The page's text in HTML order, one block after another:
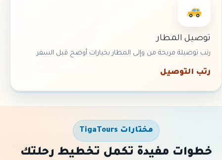
توصيل المطار
رتب توصيلة مريحة من وإلى المطار بخيارات أوضح قبل السفر.
رتب التوصيل
مختارات TigaTours
خطوات مفيدة تكمل تخطيط رحلتك